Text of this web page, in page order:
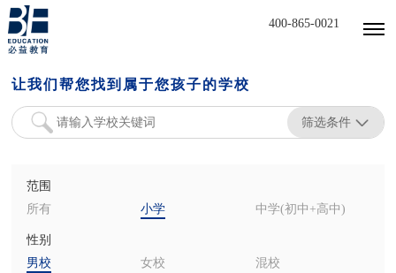
400-865-0021
让我们帮您找到属于您孩子的学校
筛选条件
范围
所有
小学 中学(初中+高中)
性别
男校
女校
混校